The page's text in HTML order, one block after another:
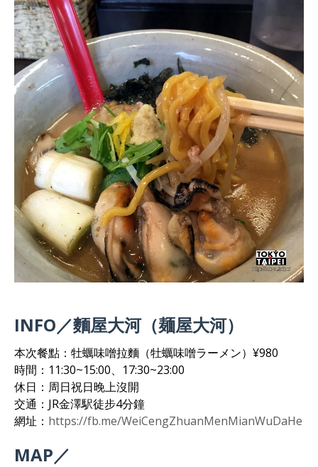
INFO／麵屋大河（麺屋大河）
本次餐點：牡蠣味噌拉麵（牡蠣味噌ラーメン）¥980
時間：11:30~15:00、17:30~23:00
休日：周日祝日晚上沒開
交通：JR金澤駅徒步4分鐘
網址： https://fb.me/WeiCengZhuanMenMianWuDaHe
MAP／